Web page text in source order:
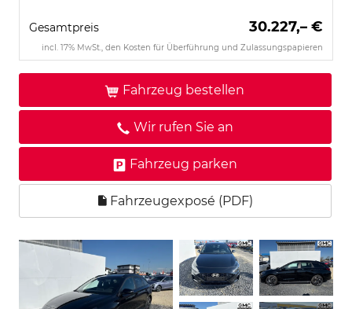
Gesamtpreis 30.227,– €
incl. 17% MwSt., den Kosten für Überführung und Zulassungspapieren
Fahrzeug bestellen
Wir rufen Sie an
Fahrzeug parken
Fahrzeugexposé (PDF)